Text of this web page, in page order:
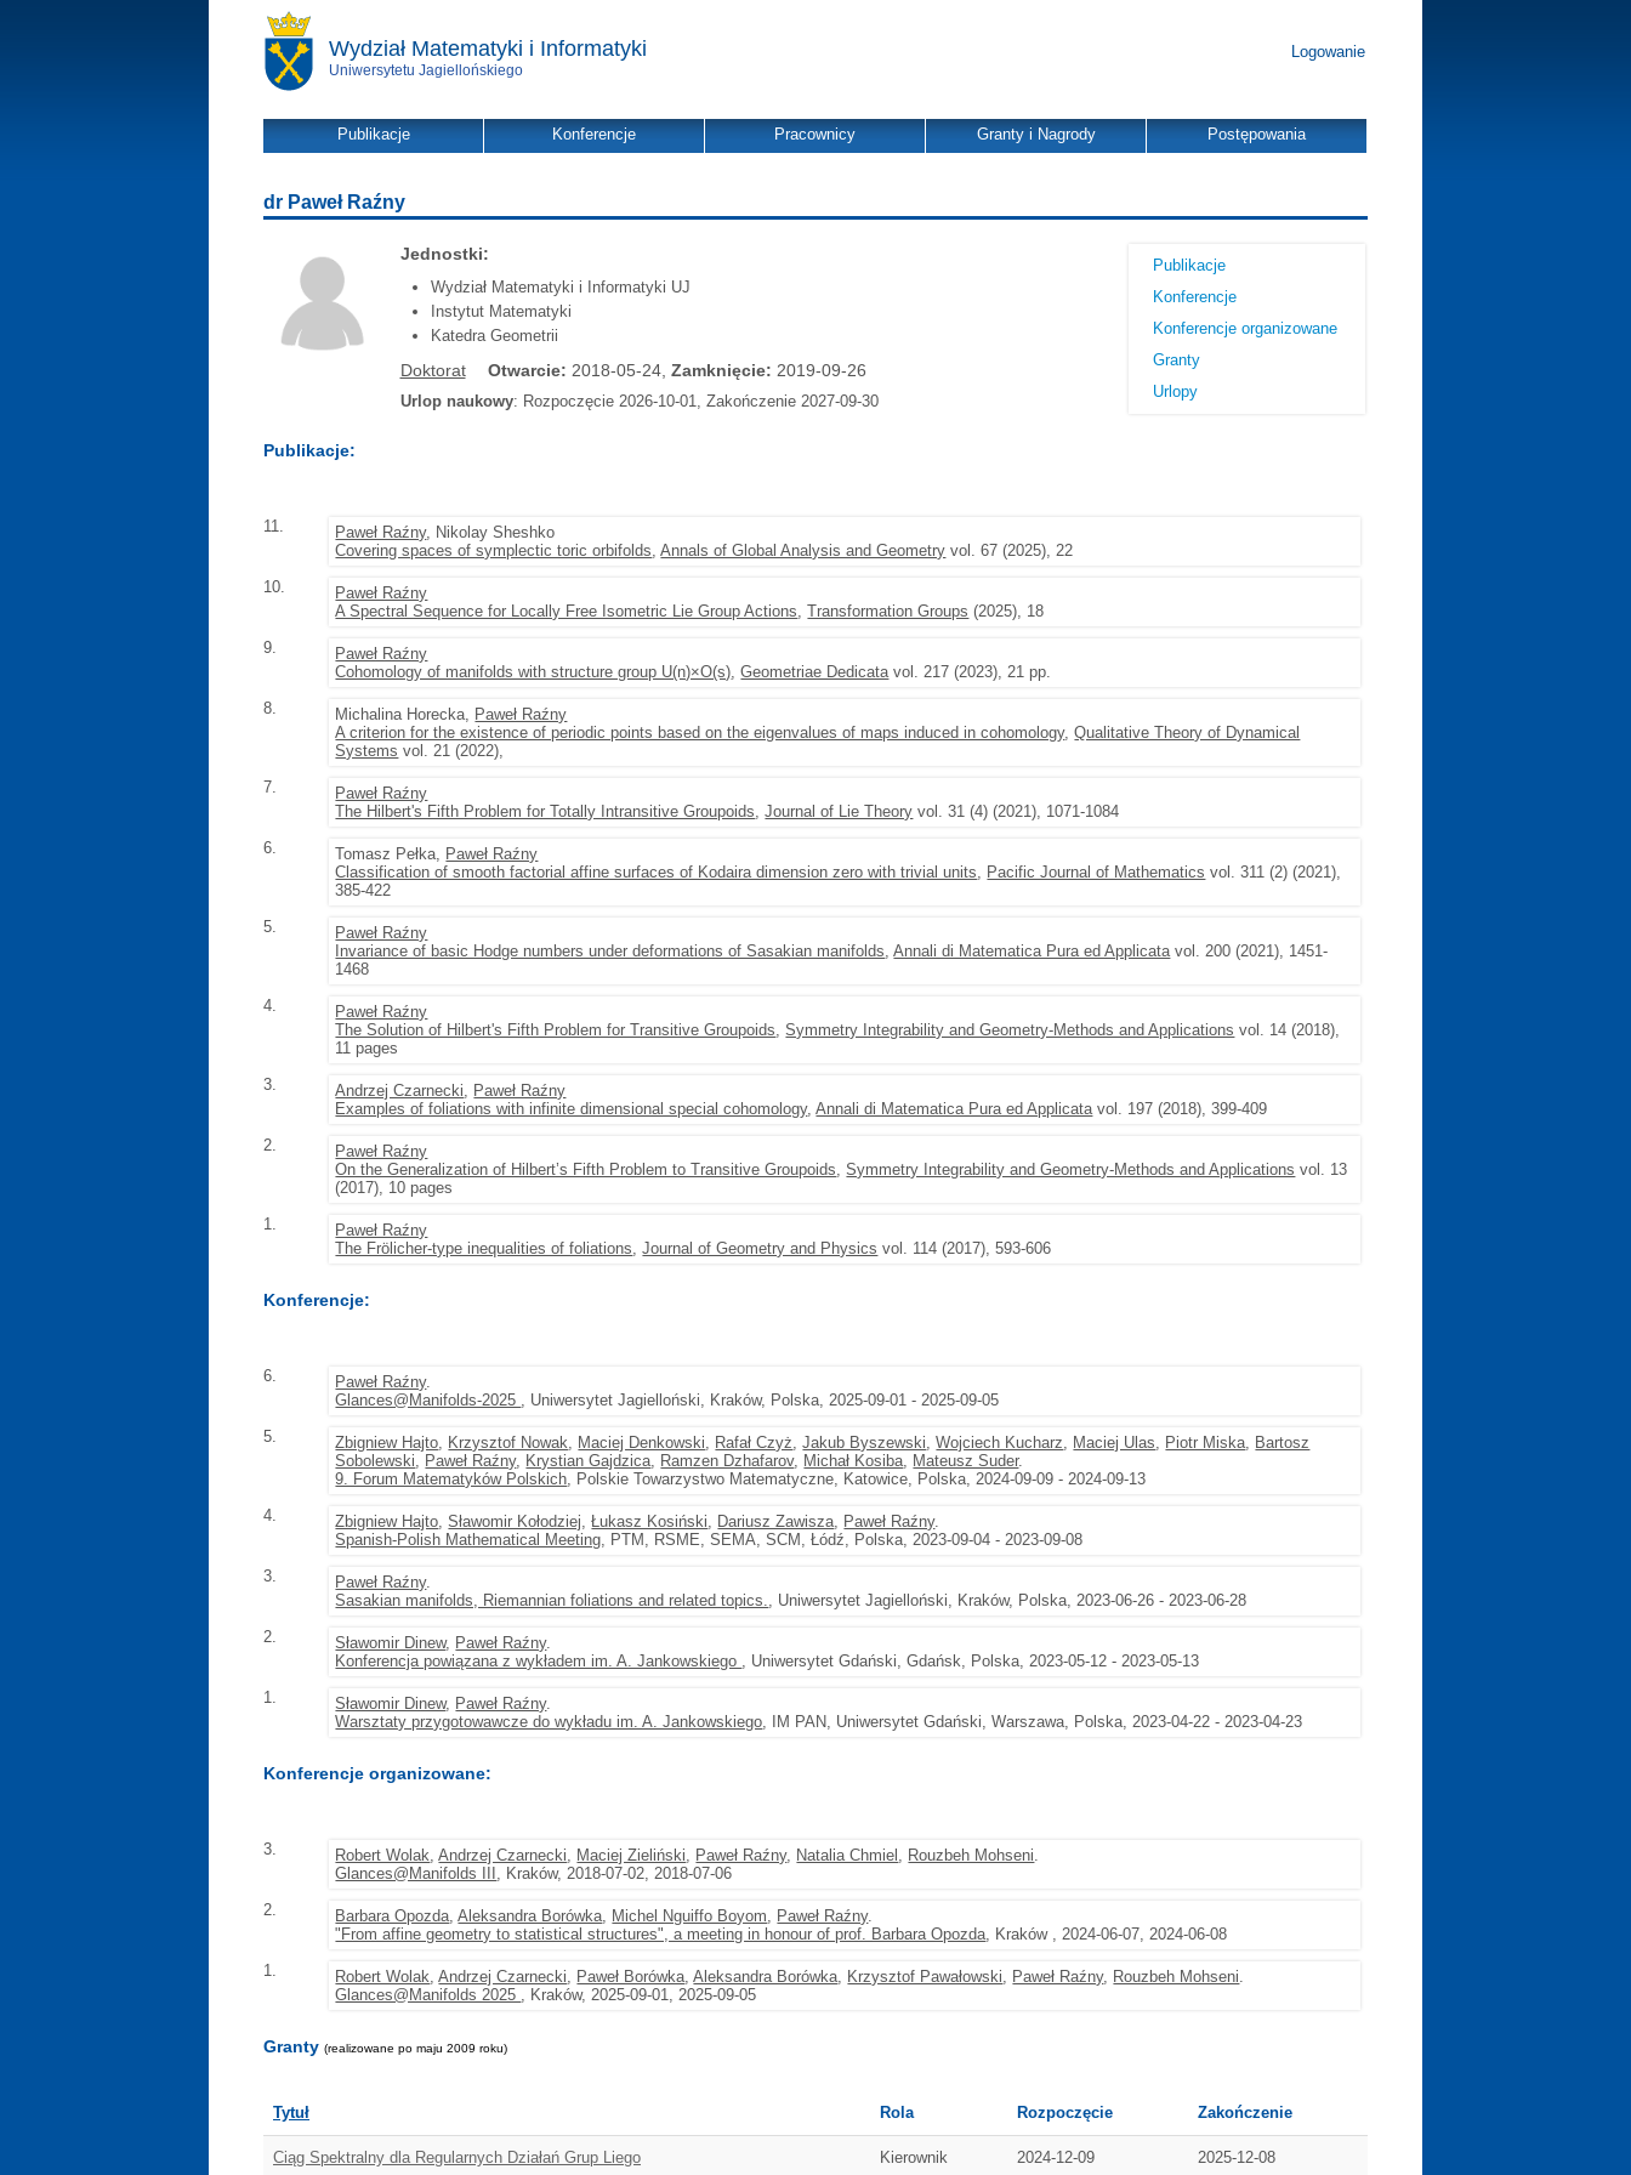
Wydział Matematyki i Informatyki
Uniwersytetu Jagiellońskiego
Logowanie
Publikacje Konferencje Pracownicy Granty i Nagrody Postępowania
dr Paweł Raźny
Jednostki:
Wydział Matematyki i Informatyki UJ
Instytut Matematyki
Katedra Geometrii
Doktorat Otwarcie: 2018-05-24, Zamknięcie: 2019-09-26
Urlop naukowy: Rozpoczęcie 2026-10-01, Zakończenie 2027-09-30
Publikacje
Konferencje
Konferencje organizowane
Granty
Urlopy
Publikacje:
11. Paweł Raźny, Nikolay Sheshko
Covering spaces of symplectic toric orbifolds,Annals of Global Analysis and Geometry vol. 67 (2025), 22
10.
Paweł Raźny
A Spectral Sequence for Locally Free Isometric Lie Group Actions,Transformation Groups (2025), 18
9.
Paweł Raźny
Cohomology of manifolds with structure group U(n)×O(s),Geometriae Dedicatavol. 217 (2023), 21 pp.
8.
Michalina Horecka, Paweł Raźny
A criterion for the existence of periodic points based on the eigenvalues of maps induced in cohomology,Qualitative Theory of Dynamical
Systems vol. 21 (2022),
7.
Paweł Raźny
The Hilbert's Fifth Problem for Totally Intransitive Groupoids,Journal of Lie Theory vol. 31 (4) (2021), 1071-1084
6.
Tomasz Pełka, Paweł Raźny
Classification of smooth factorial affine surfaces of Kodaira dimension zero with trivial units, Pacific Journal of Mathematics vol. 311 (2) (2021),
385-422
5.
Paweł Raźny
Invariance of basic Hodge numbers under deformations of Sasakian manifolds,Annali di Matematica Pura ed Applicatavol. 200 (2021), 1451-
1468
4.
Paweł Raźny
The Solution of Hilbert's Fifth Problem for Transitive Groupoids,Symmetry Integrability and Geometry-Methods and Applications vol. 14 (2018),
11 pages
3.
Andrzej Czarnecki, Paweł Raźny
Examples of foliations with infinite dimensional special cohomology,Annali di Matematica Pura ed Applicatavol. 197 (2018), 399-409
2.
Paweł Raźny
On the Generalization of Hilbert’s Fifth Problem to Transitive Groupoids,Symmetry Integrability and Geometry-Methods and Applications vol. 13
(2017), 10 pages
1.
Paweł Raźny
The Frölicher-type inequalities of foliations,Journal of Geometry and Physics vol. 114 (2017), 593-606
Konferencje:
6. Paweł Raźny.
Glances@Manifolds-2025 , Uniwersytet Jagielloński, Kraków, Polska, 2025-09-01 - 2025-09-05
5.
Zbigniew Hajto, Krzysztof Nowak, Maciej Denkowski, Rafał Czyż,Jakub Byszewski,Wojciech Kucharz, Maciej Ulas, Piotr Miska, Bartosz
Sobolewski, Paweł Raźny, Krystian Gajdzica, Ramzen Dzhafarov, Michał Kosiba, Mateusz Suder.
9. Forum Matematyków Polskich, Polskie Towarzystwo Matematyczne, Katowice, Polska, 2024-09-09 - 2024-09-13
4.
Zbigniew Hajto,Sławomir Kołodziej,Łukasz Kosiński, Dariusz Zawisza, Paweł Raźny.
Spanish-Polish Mathematical Meeting, PTM, RSME, SEMA, SCM, Łódź, Polska, 2023-09-04 - 2023-09-08
3.
Paweł Raźny.
Sasakian manifolds, Riemannian foliations and related topics., Uniwersytet Jagielloński, Kraków, Polska, 2023-06-26 - 2023-06-28
2.
Sławomir Dinew, Paweł Raźny.
Konferencja powiązana z wykładem im. A. Jankowskiego , Uniwersytet Gdański, Gdańsk, Polska, 2023-05-12 - 2023-05-13
1.
Sławomir Dinew, Paweł Raźny.
Warsztaty przygotowawcze do wykładu im. A. Jankowskiego, IM PAN, Uniwersytet Gdański, Warszawa, Polska, 2023-04-22 - 2023-04-23
Konferencje organizowane:
3. Robert Wolak,Andrzej Czarnecki, Maciej Zieliński, Paweł Raźny, Natalia Chmiel , Rouzbeh Mohseni.
Glances@Manifolds III , Kraków, 2018-07-02, 2018-07-06
2.
Barbara Opozda,Aleksandra Borówka, Michel Nguiffo Boyom, Paweł Raźny.
"From affine geometry to statistical structures", a meeting in honour of prof. Barbara Opozda, Kraków , 2024-06-07, 2024-06-08
1.
Robert Wolak,Andrzej Czarnecki, Paweł Borówka,Aleksandra Borówka, Krzysztof Pawałowski, Paweł Raźny, Rouzbeh Mohseni.
Glances@Manifolds 2025 , Kraków, 2025-09-01, 2025-09-05
Granty (realizowane po maju 2009 roku)
Tytuł Rola Rozpoczęcie Zakończenie
Ciąg Spektralny dla Regularnych Działań Grup Liego Kierownik 2024-12-09 2025-12-08